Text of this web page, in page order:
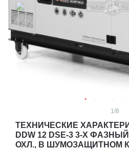
1/8
ТЕХНИЧЕСКИЕ
DDW 12 DSE-3 3-Х
ОХЛ., В ШУМОЗАЩИТНОМ